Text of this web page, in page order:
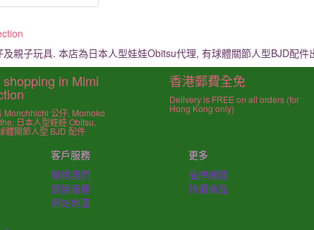
親子玩具. 本店為日本人型娃娃Obitsu代理, 有球體關節人型BJD配件
shopping in Mimi
Monchhichi 公仔, Momoko
日本人型娃娃 Obitsu,
體關節人型 BJD 配件
香港郵費全免
Delivery is FREE on all orders (for
Hong Kong only)
客戶服務
聯絡我們
退換服務
網站地圖
更多
品牌總覽
特價商品